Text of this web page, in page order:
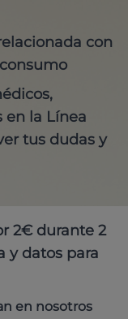
con
en la Línea
tus dudas y
2€ durante 2
y datos para
en nosotros